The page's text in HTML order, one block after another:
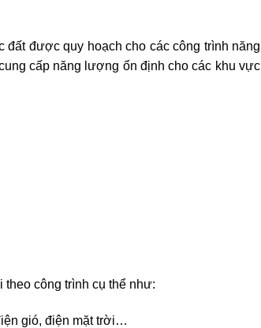
đất được quy hoạch cho các công trình năng
cấp năng lượng ổn định cho các khu vực
công trình cụ thể như:
gió, điện mặt trời…